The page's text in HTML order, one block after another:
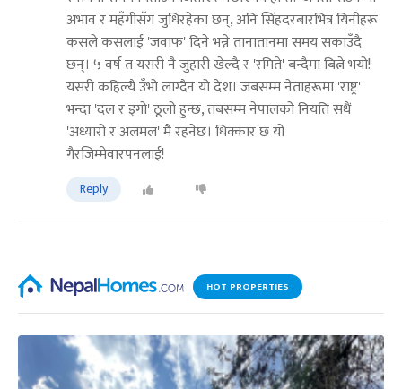
अभाव र महँगीसँग जुधिरहेका छन्, अनि सिंहदरबारभित्र यिनीहरू
कसले कसलाई 'जवाफ' दिने भन्ने तानातानमा समय सकाउँदै
छन्। ५ वर्ष त यसरी नै जुहारी खेल्दै र 'रमिते' बन्दैमा बित्ने भयो!
यसरी कहिल्यै उँभो लाग्दैन यो देश। जबसम्म नेताहरूमा 'राष्ट्र'
भन्दा 'दल र इगो' ठूलो हुन्छ, तबसम्म नेपालको नियति सधैं
'अध्यारो र अलमल' मै रहनेछ। धिक्कार छ यो
गैरजिम्मेवारपनलाई!
Reply
HOT PROPERTIES